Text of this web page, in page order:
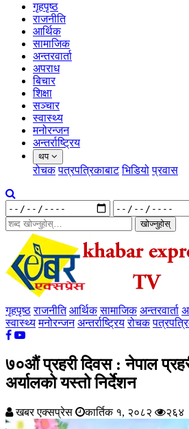
गृहपृष्ठ
राजनीति
आर्थिक
सामाजिक
अन्तरवार्ता
अपराध
बिचार
शिक्षा
सञ्चार
स्वास्थ्य
मनोरन्जन
अन्तर्राष्ट्रिय
थप
रोचक पत्रपत्रिकाबाट भिडियो प्रवास
खोज्नुहोस्
गृहपृष्ठ राजनीति आर्थिक सामाजिक अन्तरवार्ता
स्वास्थ्य मनोरन्जन अन्तर्राष्ट्रिय रोचक
७०औं प्रहरी दिवस : नेपाल
अर्यालको यस्तो निर्देशन
खबर एक्सप्रेस कार्तिक १, २०८२ २६४